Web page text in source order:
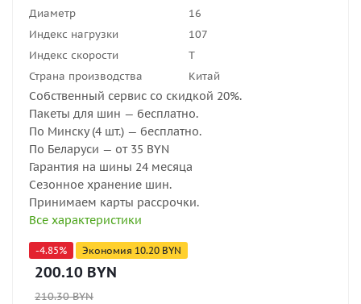
Диаметр
16
Индекс нагрузки
107
Индекс скорости
T
Страна производства
Китай
Собственный сервис со скидкой 20%.
Пакеты для шин — бесплатно.
По Минску (4 шт.) — бесплатно.
По Беларуси — от 35 BYN
Гарантия на шины 24 месяца
Сезонное хранение шин.
Принимаем карты рассрочки.
Все характеристики
-4.85% Экономия 10.20 BYN
200.10 BYN
210.30BYN